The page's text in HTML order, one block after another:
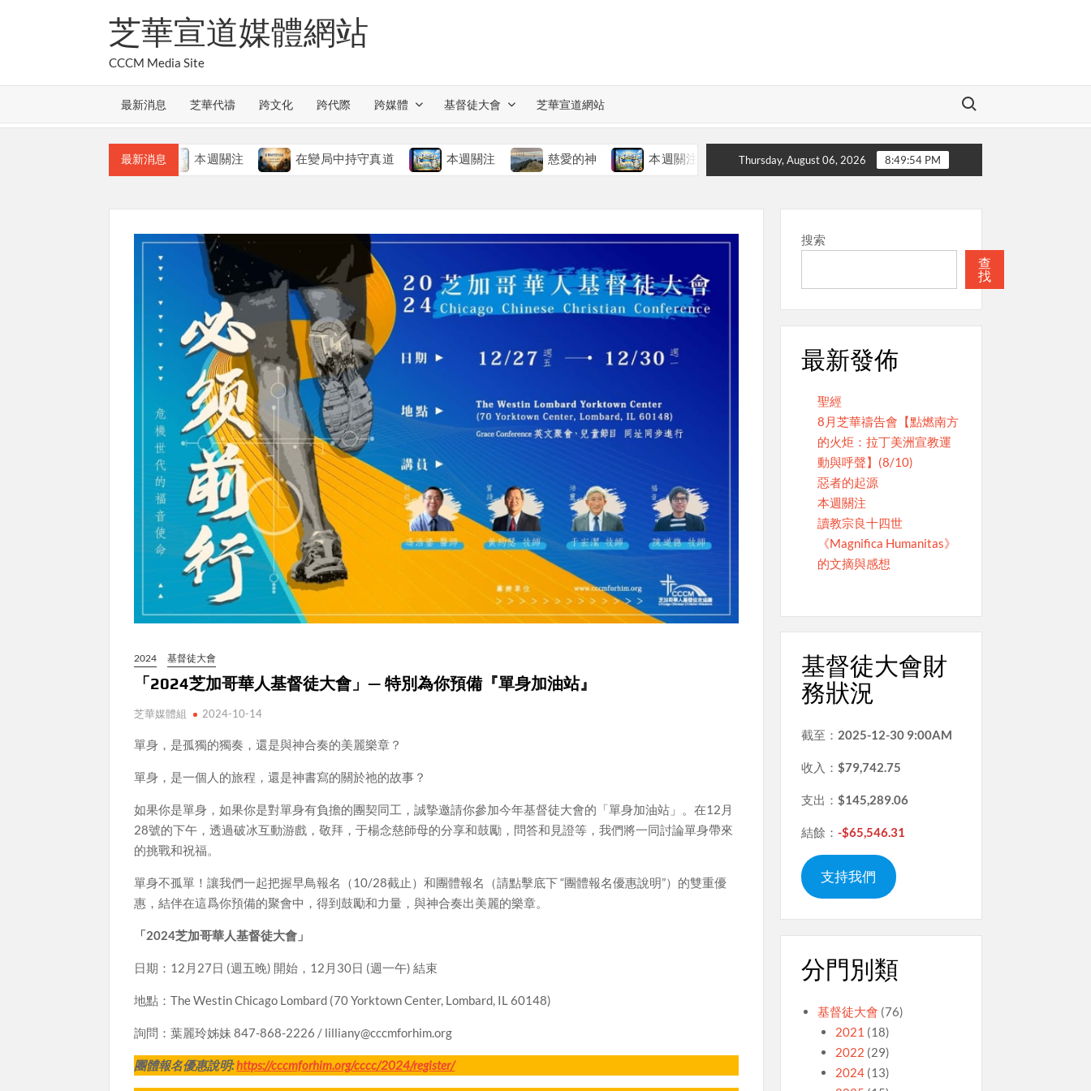
芝華宣道媒體網站
CCCM Media Site
最新消息 芝華代禱 跨文化 跨代際 跨媒體 基督徒大會 芝華宣道網站
Search for:
最新消息本週關注 在變局中持守真道 本週關注 慈愛的神 本週關注 聖經 本週關注 教會的合一
Thursday, August 06, 2026 8:49:55 PM
2024 基督徒大會
「2024芝加哥華人基督徒大會」— 特別為你預備『單身加油站』
芝華媒體組 2024-10-14
單身，是孤獨的獨奏，還是與神合奏的美麗樂章？
單身，是一個人的旅程，還是神書寫的關於祂的故事？
如果你是單身，如果你是對單身有負擔的團契同工，誠摯邀請你參加今年基督徒大會的「單身加油站」。在12月
28號的下午，透過破冰互動游戲，敬拜，于楊念慈師母的分享和鼓勵，問答和見證等，我們將一同討論單身帶來
的挑戰和祝福。
單身不孤單！讓我們一起把握早鳥報名（10/28截止）和團體報名（請點擊底下 “團體報名優惠說明”）的雙重優
惠，結伴在這爲你預備的聚會中，得到鼓勵和力量，與神合奏出美麗的樂章。
「2024芝加哥華人基督徒大會」
日期：12月27日 (週五晚) 開始，12月30日 (週一午) 結束
地點：The Westin Chicago Lombard (70 Yorktown Center, Lombard, IL 60148)
詢問：葉麗玲姊妹 847-868-2226 / lilliany@cccmforhim.org
團體報名優惠說明:https://cccmforhim.org/cccc/2024/register/
搜索
查
找
最新發佈
聖經
8月芝華禱告會【點燃南方
的火炬：拉丁美洲宣教運
動與呼聲】(8/10)
惡者的起源
本週關注
讀教宗良十四世
《Magnifica Humanitas》
的文摘與感想
基督徒大會財
務狀況
截至： 2025-12-30 9:00AM
收入： $79,742.75
支出： $145,289.06
結餘： -$65,546.31
支持我們
分門別類
基督徒大會 (76)
2021 (18)
2022 (29)
2024 (13)